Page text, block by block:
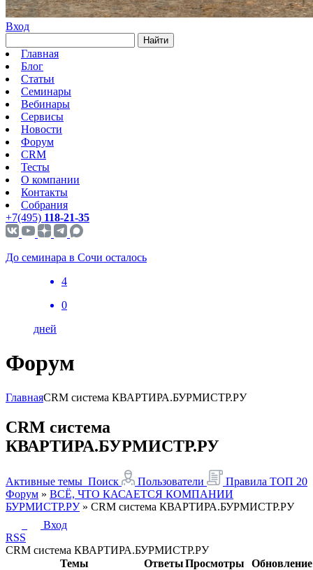
Вход
Найти
Главная
Блог
Статьи
Семинары
Вебинары
Сервисы
Новости
Форум
CRM
Тесты
О компании
Контакты
Собрания
+7(495) 118-21-35
До семинара в Сочи осталось
4
0
дней
Форум
ГлавнаяCRM система КВАРТИРА.БУРМИСТР.РУ
CRM система
КВАРТИРА.БУРМИСТР.РУ
Активные темы Поиск Пользователи Правила ТОП 20
Форум » ВСЁ, ЧТО КАСАЕТСЯ КОМПАНИИ
БУРМИСТР.РУ » CRM система КВАРТИРА.БУРМИСТР.РУ
Вход
RSS
CRM система КВАРТИРА.БУРМИСТР.РУ
Темы
ОтветыПросмотры
Обновление